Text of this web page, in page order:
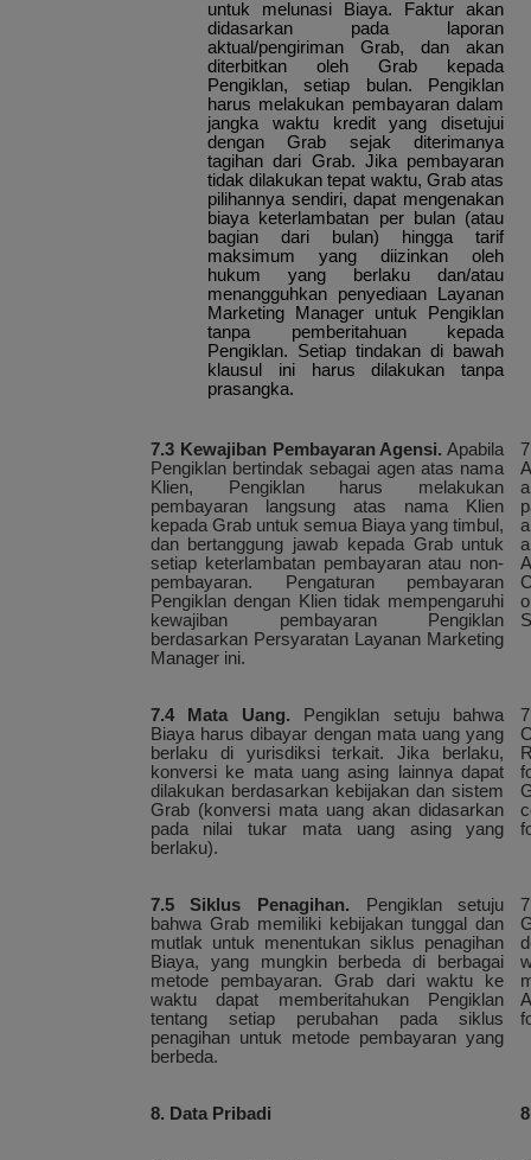
untuk melunasi Biaya. Faktur akan
didasarkan pada laporan
aktual/pengiriman Grab, dan akan
diterbitkan oleh Grab kepada
Pengiklan, setiap bulan. Pengiklan
harus melakukan pembayaran dalam
jangka waktu kredit yang disetujui
dengan Grab sejak diterimanya
tagihan dari Grab. Jika pembayaran
tidak dilakukan tepat waktu, Grab atas
pilihannya sendiri, dapat mengenakan
biaya keterlambatan per bulan (atau
bagian dari bulan) hingga tarif
maksimum yang diizinkan oleh
hukum yang berlaku dan/atau
menangguhkan penyediaan Layanan
Marketing Manager untuk Pengiklan
tanpa pemberitahuan kepada
Pengiklan. Setiap tindakan di bawah
klausul ini harus dilakukan tanpa
prasangka.
7.3 Kewajiban Pembayaran Agensi. Apabila
Pengiklan bertindak sebagai agen atas nama
Klien, Pengiklan harus melakukan
pembayaran langsung atas nama Klien
kepada Grab untuk semua Biaya yang timbul,
dan bertanggung jawab kepada Grab untuk
setiap keterlambatan pembayaran atau non-
pembayaran. Pengaturan pembayaran
Pengiklan dengan Klien tidak mempengaruhi
kewajiban pembayaran Pengiklan
berdasarkan Persyaratan Layanan Marketing
Manager ini.
7.4 Mata Uang. Pengiklan setuju bahwa
Biaya harus dibayar dengan mata uang yang
berlaku di yurisdiksi terkait. Jika berlaku,
konversi ke mata uang asing lainnya dapat
dilakukan berdasarkan kebijakan dan sistem
Grab (konversi mata uang akan didasarkan
pada nilai tukar mata uang asing yang
berlaku).
7.5 Siklus Penagihan.
Pengiklan setuju
bahwa Grab memiliki kebijakan tunggal dan
mutlak untuk menentukan siklus penagihan
Biaya, yang mungkin berbeda di berbagai
metode pembayaran. Grab dari waktu ke
waktu dapat memberitahukan Pengiklan
tentang setiap perubahan pada siklus
penagihan untuk metode pembayaran yang
berbeda.
8. Data Pribadi